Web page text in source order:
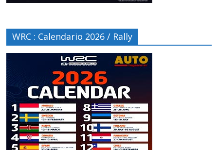
WRC : Calendario 2026 / Rally